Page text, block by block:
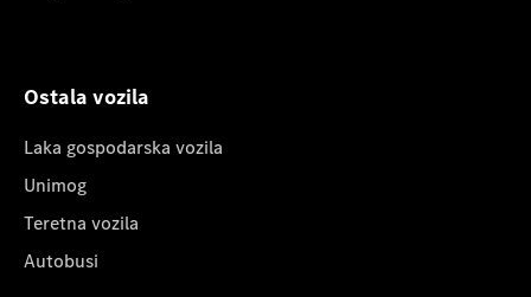
Ostala vozila
Laka gospodarska vozila
Unimog
Teretna vozila
Autobusi